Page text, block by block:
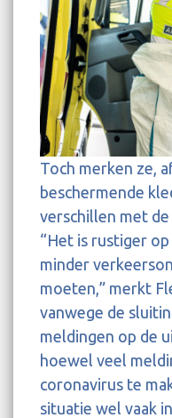
Toch merken ze,
beschermende
verschillen met
“Het is rustiger
minder
moeten,” merkt
vanwege de
meldingen op de
hoewel veel
coronavirus te
situatie wel vaak